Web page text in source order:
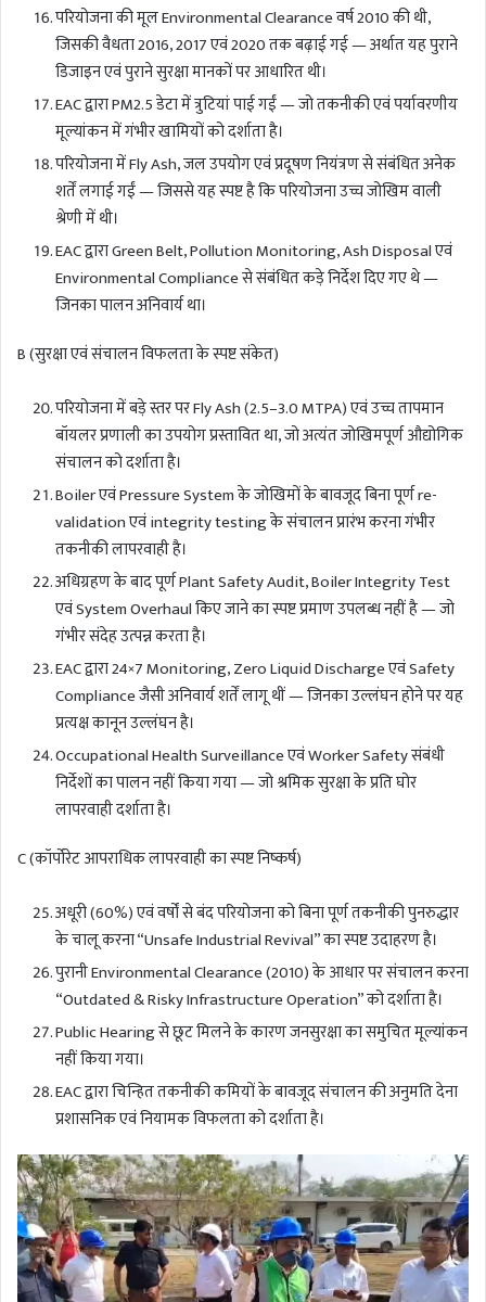
परियोजना की मूल Environmental Clearance वर्ष 2010 की थी,
जिसकी वैधता 2016, 2017 एवं 2020 तक बढ़ाई गई — अर्थात यह पुराने
डिजाइन एवं पुराने सुरक्षा मानकों पर आधारित थी।
EAC द्वारा PM2.5 डेटा में त्रुटियां पाई गईं — जो तकनीकी एवं पर्यावरणीय
मूल्यांकन में गंभीर खामियों को दर्शाता है।
परियोजना में Fly Ash, जल उपयोग एवं प्रदूषण नियंत्रण से संबंधित अनेक
शर्तें लगाई गईं — जिससे यह स्पष्ट है कि परियोजना उच्च जोखिम वाली
श्रेणी में थी।
EAC द्वारा Green Belt, Pollution Monitoring, Ash Disposal एवं
Environmental Compliance से संबंधित कड़े निर्देश दिए गए थे —
जिनका पालन अनिवार्य था।
B (सुरक्षा एवं संचालन विफलता के स्पष्ट संकेत)
परियोजना में बड़े स्तर पर Fly Ash (2.5–3.0 MTPA) एवं उच्च तापमान
बॉयलर प्रणाली का उपयोग प्रस्तावित था, जो अत्यंत जोखिमपूर्ण औद्योगिक
संचालन को दर्शाता है।
Boiler एवं Pressure System के जोखिमों के बावजूद बिना पूर्ण re-
validation एवं integrity testing के संचालन प्रारंभ करना गंभीर
तकनीकी लापरवाही है।
अधिग्रहण के बाद पूर्ण Plant Safety Audit, Boiler Integrity Test
एवं System Overhaul किए जाने का स्पष्ट प्रमाण उपलब्ध नहीं है — जो
गंभीर संदेह उत्पन्न करता है।
EAC द्वारा 24×7 Monitoring, Zero Liquid Discharge एवं Safety
Compliance जैसी अनिवार्य शर्तें लागू थीं — जिनका उल्लंघन होने पर यह
प्रत्यक्ष कानून उल्लंघन है।
Occupational Health Surveillance एवं Worker Safety संबंधी
निर्देशों का पालन नहीं किया गया — जो श्रमिक सुरक्षा के प्रति घोर
लापरवाही दर्शाता है।
C (कॉर्पोरेट आपराधिक लापरवाही का स्पष्ट निष्कर्ष)
अधूरी (60%) एवं वर्षों से बंद परियोजना को बिना पूर्ण तकनीकी पुनरुद्धार
के चालू करना “Unsafe Industrial Revival” का स्पष्ट उदाहरण है।
पुरानी Environmental Clearance (2010) के आधार पर संचालन करना
“Outdated & Risky Infrastructure Operation” को दर्शाता है।
Public Hearing से छूट मिलने के कारण जनसुरक्षा का समुचित मूल्यांकन
नहीं किया गया।
EAC द्वारा चिन्हित तकनीकी कमियों के बावजूद संचालन की अनुमति देना
प्रशासनिक एवं नियामक विफलता को दर्शाता है।